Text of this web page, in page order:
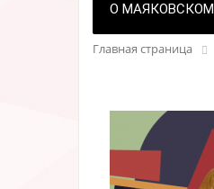
О МАЯКОВСКОМ
Главная страница